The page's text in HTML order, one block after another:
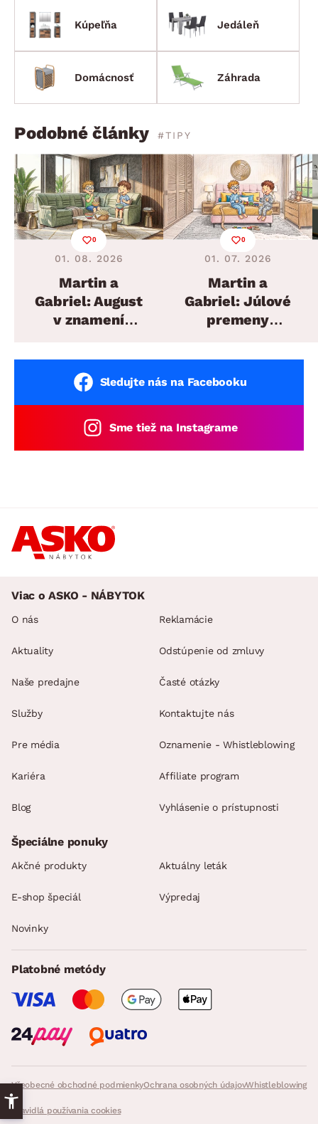
Kúpeľňa Jedáleň
Domácnosť Záhrada
Podobné články #TIPY
0
01. 08. 2026
Martin a
Gabriel: August
v znamení
sedacích súprav
0
01. 07. 2026
Martin a
Gabriel: Júlové
premeny
Sledujte nás na Facebooku
Sme tiež na Instagrame
Viac o ASKO - NÁBYTOK
O nás
Aktuality
Naše predajne
Služby
Pre média
Kariéra
Blog
Reklamácie
Odstúpenie od zmluvy
Časté otázky
Kontaktujte nás
Oznamenie - Whistleblowing
Affiliate program
Vyhlásenie o prístupnosti
Všeobecné obchodné podmienkyOchrana osobných údajovWhistleblowing
Pravidlá používania cookies
Špeciálne ponuky
Akčné produkty Aktuálny leták
E-shop špeciál Výpredaj
Novinky
Platobné metódy